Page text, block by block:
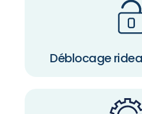
Déblocage